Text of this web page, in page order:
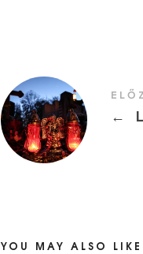
←
YOU MAY ALSO LIKE